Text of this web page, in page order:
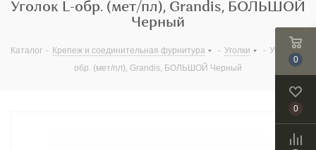
Уголок L-обр. (мет/пл), Grandis, БОЛЬШОЙ
Черный
Каталог - Крепеж и соединительная фурнитура - Уголки - Уголок L-
обр. (мет/пл), Grandis, БОЛЬШОЙ Черный
0
0